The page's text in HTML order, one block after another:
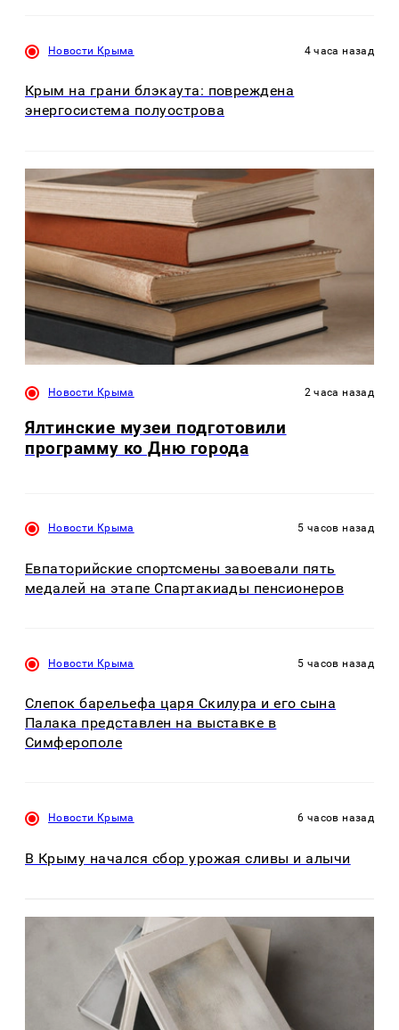
Новости Крыма 4 часа назад
Крым на грани блэкаута: повреждена
энергосистема полуострова
Новости Крыма 2 часа назад
Ялтинские музеи подготовили
программу ко Дню города
Новости Крыма 5 часов назад
Евпаторийские спортсмены завоевали пять
медалей на этапе Спартакиады пенсионеров
Новости Крыма 5 часов назад
Слепок барельефа царя Скилура и его сына
Палака представлен на выставке в
Симферополе
Новости Крыма 6 часов назад
В Крыму начался сбор урожая сливы и алычи